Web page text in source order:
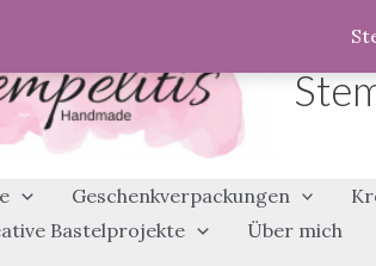
Geschenkverpackungen
Bastelprojekte
Über mich